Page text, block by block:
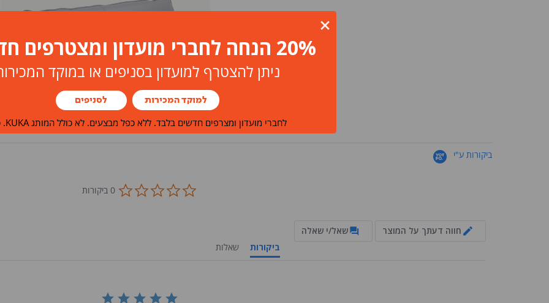
ביקורות ע"י
star
0 ביקורות
חווה דעתך על המוצר
שאל/י שאלה
ביקורות
שאלות
20% הנחה לחברי מועדון ומצטרפים חדשים!
לחברי מועדון ומצרפים חדשים בלבד. ללא כפל מבצעים. לא כולל המותג KUKA. ט.ל.ח.
ניתן להצטרף למועדון בסניפים או במוקד
למוקד המכירות לסניפים